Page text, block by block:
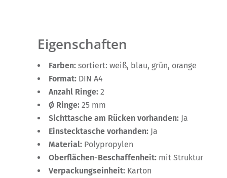
Eigenschaften
Farben: sortiert: weiß, blau, grün, orange
Format: DIN A4
Anzahl Ringe: 2
Ø Ringe: 25 mm
Sichttasche am Rücken vorhanden: Ja
Einstecktasche vorhanden: Ja
Material: Polypropylen
Oberflächen-Beschaffenheit: mit Struktur
Verpackungseinheit: Karton